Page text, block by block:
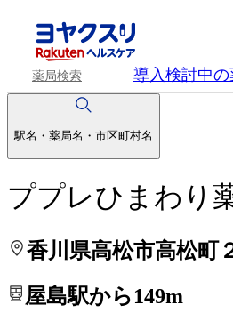
薬局検索 導入検討中の
駅名・薬局名・市区町村名
ププレひまわり
香川県高松市高松町
屋島駅から149m
処方せんを送って待ち時間を短く！
処方せんを送って待ち時間を短く！